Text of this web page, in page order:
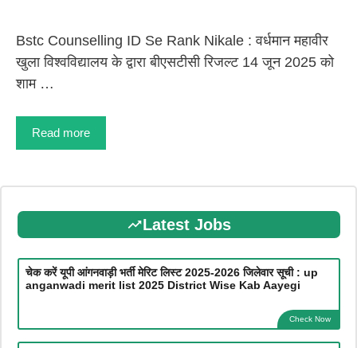
Bstc Counselling ID Se Rank Nikale : वर्धमान महावीर
खुला विश्वविद्यालय के द्वारा बीएसटीसी रिजल्ट 14 जून 2025 को
शाम …
Read more
Latest Jobs
चेक करें यूपी आंगनवाड़ी भर्ती मेरिट लिस्ट 2025-2026 जिलेवार सूची : up
anganwadi merit list 2025 District Wise Kab Aayegi
Check Now